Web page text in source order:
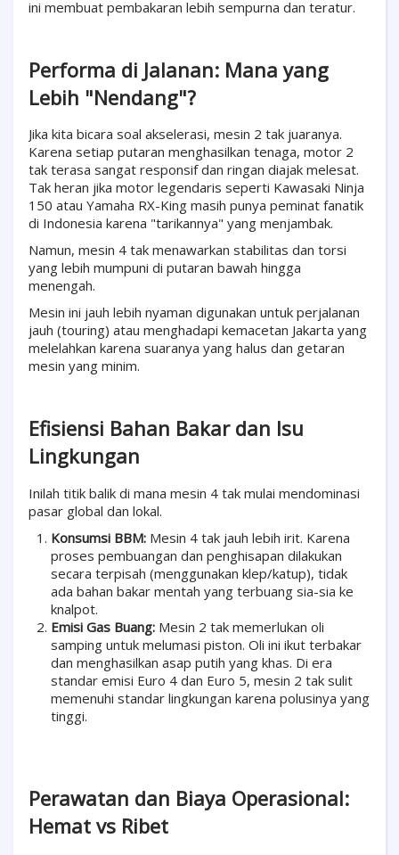
ini membuat pembakaran lebih sempurna dan teratur.
Performa di Jalanan: Mana yang
Lebih "Nendang"?
Jika kita bicara soal akselerasi, mesin 2 tak juaranya.
Karena setiap putaran menghasilkan tenaga, motor 2
tak terasa sangat responsif dan ringan diajak melesat.
Tak heran jika motor legendaris seperti Kawasaki Ninja
150 atau Yamaha RX-King masih punya peminat fanatik
di Indonesia karena "tarikannya" yang menjambak.
Namun, mesin 4 tak menawarkan stabilitas dan torsi
yang lebih mumpuni di putaran bawah hingga
menengah.
Mesin ini jauh lebih nyaman digunakan untuk perjalanan
jauh (touring) atau menghadapi kemacetan Jakarta yang
melelahkan karena suaranya yang halus dan getaran
mesin yang minim.
Efisiensi Bahan Bakar dan Isu
Lingkungan
Inilah titik balik di mana mesin 4 tak mulai mendominasi
pasar global dan lokal.
Konsumsi BBM: Mesin 4 tak jauh lebih irit. Karena
proses pembuangan dan penghisapan dilakukan
secara terpisah (menggunakan klep/katup), tidak
ada bahan bakar mentah yang terbuang sia-sia ke
knalpot.
Emisi Gas Buang: Mesin 2 tak memerlukan oli
samping untuk melumasi piston. Oli ini ikut terbakar
dan menghasilkan asap putih yang khas. Di era
standar emisi Euro 4 dan Euro 5, mesin 2 tak sulit
memenuhi standar lingkungan karena polusinya yang
tinggi.
Perawatan dan Biaya Operasional:
Hemat vs Ribet